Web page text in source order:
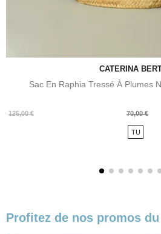
CATERINA
Sac En Raphia Tressé À Plumes
125,00 €
Prix
70,00 €
Prix
TU
Profitez de nos promos